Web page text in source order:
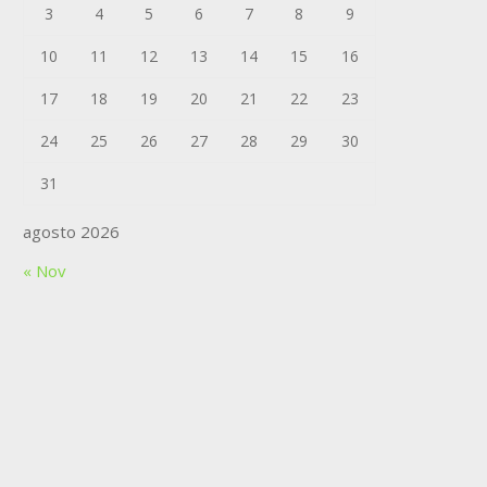
agosto 2026
3 4 5 6 7 8 9
10 11 12 13 14 15 16
17 18 19 20 21 22 23
24 25 26 27 28 29 30
31
« Nov